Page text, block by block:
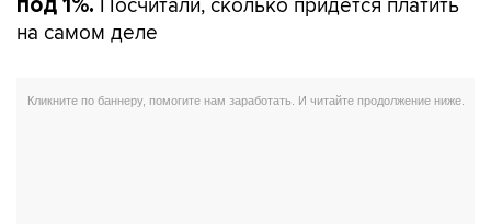
на самом деле